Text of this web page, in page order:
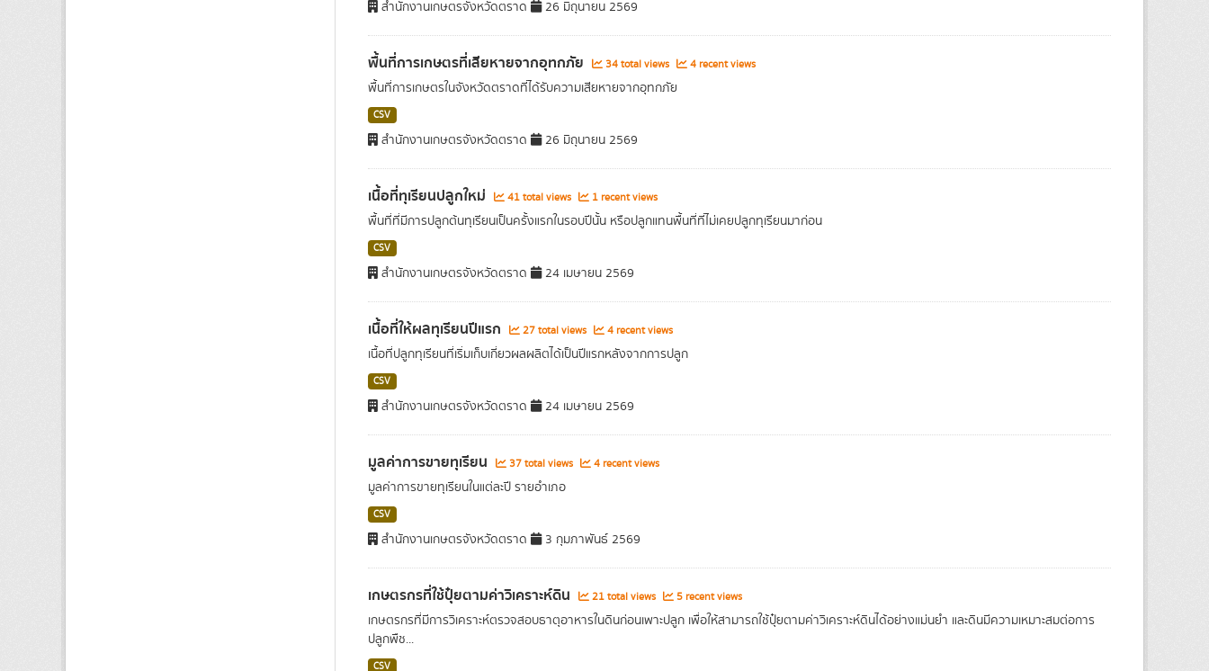
สำนักงานเกษตรจังหวัดตราด 26 มิถุนายน 2569
พื้นที่การเกษตรที่เสียหายจากอุทกภัย 34 total views 4 recent views
พื้นที่การเกษตรในจังหวัดตราดที่ได้รับความเสียหายจากอุทกภัย
CSV
สำนักงานเกษตรจังหวัดตราด 26 มิถุนายน 2569
เนื้อที่ทุเรียนปลูกใหม่ 41 total views 1 recent views
พื้นที่ที่มีการปลูกต้นทุเรียนเป็นครั้งแรกในรอบปีนั้น หรือปลูกแทนพื้นที่ที่ไม่เคยปลูกทุเรียนมาก่อน
CSV
สำนักงานเกษตรจังหวัดตราด 24 เมษายน 2569
เนื้อที่ให้ผลทุเรียนปีแรก 27 total views 4 recent views
เนื้อที่ปลูกทุเรียนที่เริ่มเก็บเกี่ยวผลผลิตได้เป็นปีแรกหลังจากการปลูก
CSV
สำนักงานเกษตรจังหวัดตราด 24 เมษายน 2569
มูลค่าการขายทุเรียน 37 total views 4 recent views
มูลค่าการขายทุเรียนในแต่ละปี รายอำเภอ
CSV
สำนักงานเกษตรจังหวัดตราด 3 กุมภาพันธ์ 2569
เกษตรกรที่ใช้ปุ๋ยตามค่าวิเคราะห์ดิน 21 total views 5 recent views
เกษตรกรที่มีการวิเคราะห์ตรวจสอบธาตุอาหารในดินก่อนเพาะปลูก เพื่อให้สามารถใช้ปุ๋ยตามค่าวิเคราะห์ดินได้อย่างแม่นยำ และดินมีความเหมาะสมต่อการ
ปลูกพืช...
CSV